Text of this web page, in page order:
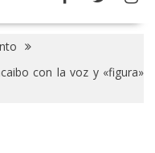
con la voz y «figura»